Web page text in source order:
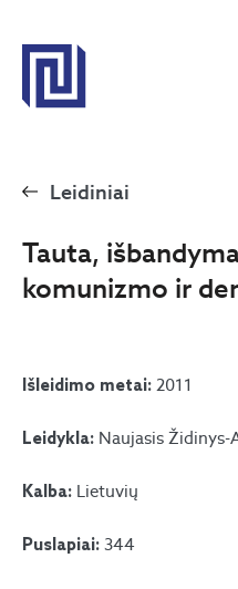
Leidiniai
Tauta,
komunizmo ir
Išleidimo metai: 2011
Leidykla: Naujasis Židinys-
Kalba: Lietuvių
Puslapiai: 344